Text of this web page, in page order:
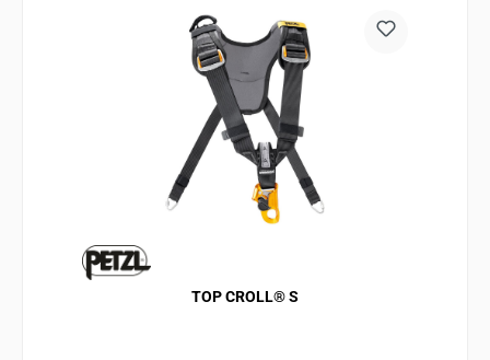
TOP CROLL® S